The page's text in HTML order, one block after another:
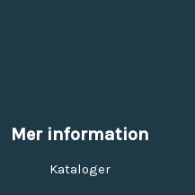
Mer information
Kataloger